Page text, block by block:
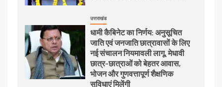
उत्तराखंड
धामी कैबिनेट का निर्णय: अनुसूचित
जाति एवं जनजाति छात्रावासों के लिए
नई संचालन नियमावली लागू, मेधावी
छात्र-छात्राओं को बेहतर आवास,
भोजन और गुणवत्तापूर्ण शैक्षणिक
सुविधाएं मिलेंगी